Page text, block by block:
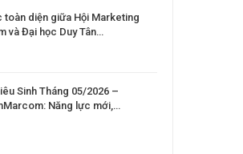
toàn diện giữa Hội Marketing
và Đại học Duy Tân…
Sinh Tháng 05/2026 –
Năng lực mới,…